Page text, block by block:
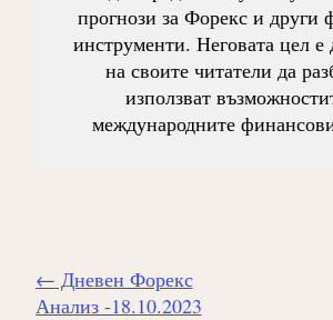
прогнози за Форекс и други
инструменти. Неговата цел е
на своите читатели да
използват
международните
Навигиране
на
← Дневен Форекс
Анализ -18.10.2023